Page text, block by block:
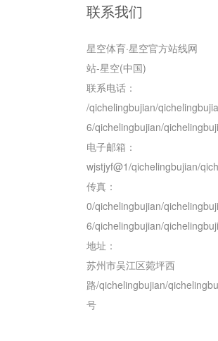
联系我们
星空体育·星空官方站线网
站-星空(中国)
联系电话：
/qichelingbujian/
6/qichelingbujian/
电子邮箱：
wjstjyf@1/qichelingbujian/
传真：
0/qichelingbujian/
6/qichelingbujian/
地址：
苏州市吴江区菀坪西
路/qichelingbujian/
号